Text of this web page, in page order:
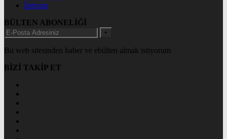
İletişim
BÜLTEN ABONELİĞİ
+
Bu web sitesinden haber ve ebülten almak istiyorum
BİZİ TAKİP ET